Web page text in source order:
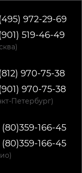
972-29-69
519-46-49
970-75-38
970-75-38
Петербург)
(80)359-166-45
(80)359-166-45